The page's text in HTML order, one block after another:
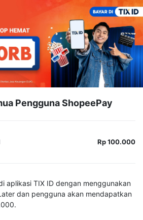
Pengguna ShopeePay
Rp 100.000
aplikasi TIX ID dengan menggunakan
dan pengguna akan mendapatkan